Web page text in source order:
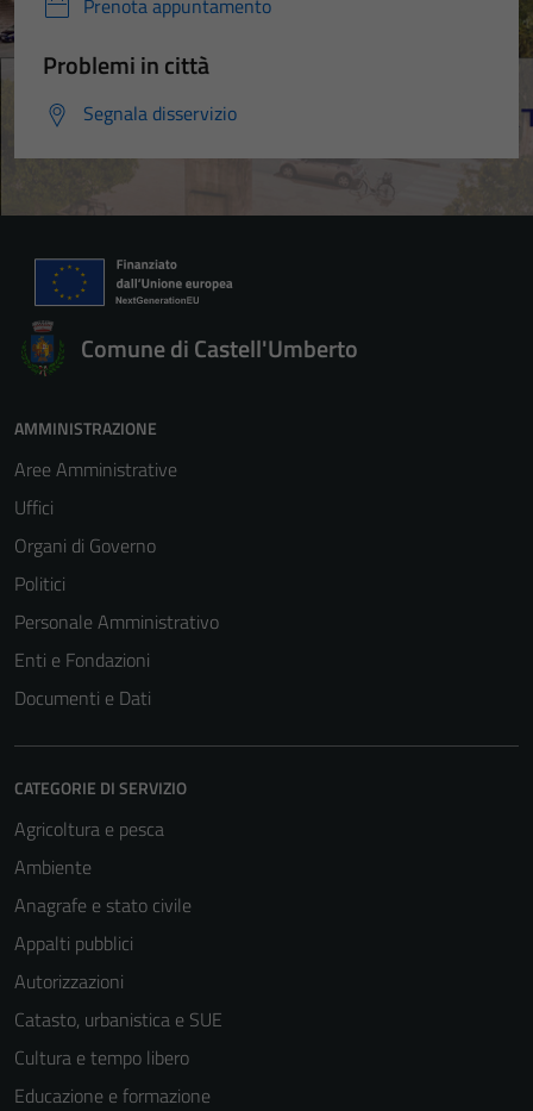
Prenota appuntamento
Problemi in città
Segnala disservizio
Comune di Castell'Umberto
AMMINISTRAZIONE
Aree Amministrative
Uffici
Organi di Governo
Politici
Personale Amministrativo
Enti e Fondazioni
Documenti e Dati
CATEGORIE DI SERVIZIO
Agricoltura e pesca
Ambiente
Anagrafe e stato civile
Appalti pubblici
Autorizzazioni
Catasto, urbanistica e SUE
Cultura e tempo libero
Educazione e formazione